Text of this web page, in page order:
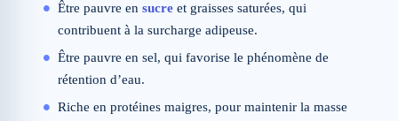
Être pauvre en sucre et graisses saturées, qui
contribuent à la surcharge adipeuse.
Être pauvre en sel, qui favorise le phénomène de
rétention d’eau.
Riche en protéines maigres, pour maintenir la masse